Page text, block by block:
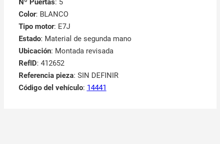
Nº Puertas: 5
Color: BLANCO
Tipo motor: E7J
Estado: Material de segunda mano
Ubicación: Montada revisada
RefID: 412652
Referencia pieza: SIN DEFINIR
Código del vehículo: 14441